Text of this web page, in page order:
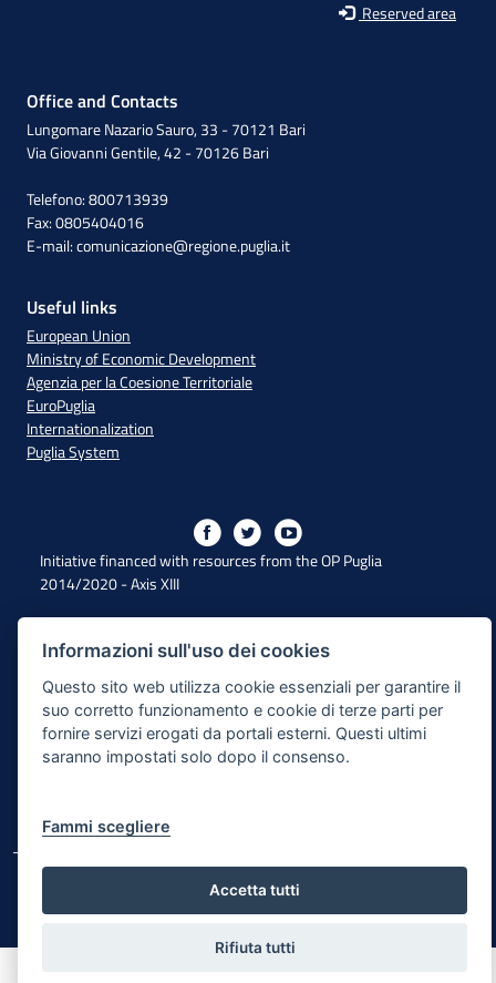
Reserved area
Office and Contacts
Lungomare Nazario Sauro, 33 - 70121 Bari
Via Giovanni Gentile, 42 - 70126 Bari
Telefono: 800713939
Fax: 0805404016
E-mail:comunicazione@regione.puglia.it
Useful links
European Union
Ministry of Economic Development
Agenzia per la Coesione Territoriale
EuroPuglia
Internationalization
Puglia System
Initiative financed with resources from the OP Puglia
2014/2020 - Axis XIII
Accessibility
Legal Note
Privacy Policy
Map of the site
© Regione Puglia
Informazioni sull'uso dei cookies
Questo sito web utilizza cookie essenziali per garantire il
suo corretto funzionamento e cookie di terze parti per
fornire servizi erogati da portali esterni. Questi ultimi
saranno impostati solo dopo il consenso.
Fammi scegliere
Accetta tutti
Rifiuta tutti